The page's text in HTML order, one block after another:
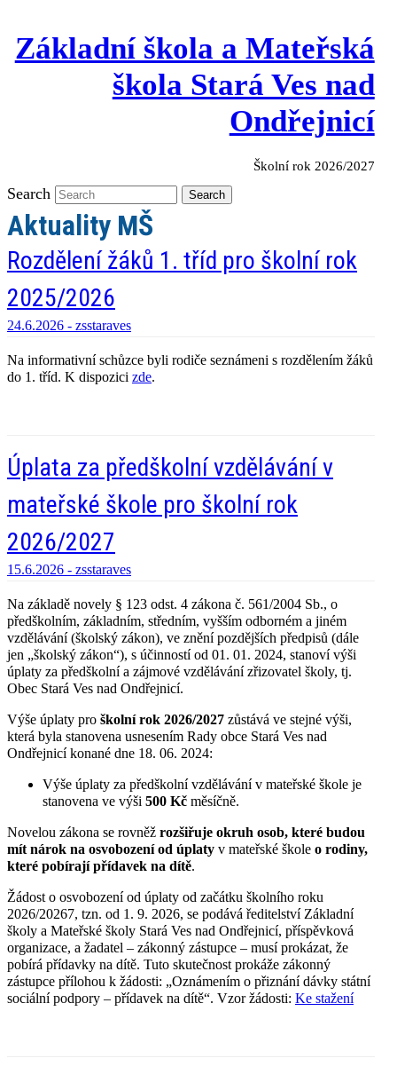
Základní škola a Mateřská
škola Stará Ves nad
Ondřejnicí
Školní rok 2026/2027
Search Search
Aktuality MŠ
Rozdělení žáků 1. tříd pro školní rok
2025/2026
24.6.2026 - zsstaraves
Na informativní schůzce byli rodiče seznámeni s rozdělením žáků
do 1. tříd. K dispozici zde.
Úplata za předškolní vzdělávání v
mateřské škole pro školní rok
2026/2027
15.6.2026 - zsstaraves
Na základě novely § 123 odst. 4 zákona č. 561/2004 Sb., o
předškolním, základním, středním, vyšším odborném a jiném
vzdělávání (školský zákon), ve znění pozdějších předpisů (dále
jen „školský zákon“), s účinností od 01. 01. 2024, stanoví výši
úplaty za předškolní a zájmové vzdělávání zřizovatel školy, tj.
Obec Stará Ves nad Ondřejnicí.
Výše úplaty pro školní rok 2026/2027 zůstává ve stejné výši,
která byla stanovena usnesením Rady obce Stará Ves nad
Ondřejnicí konané dne 18. 06. 2024:
Výše úplaty za předškolní vzdělávání v mateřské škole je
stanovena ve výši 500 Kč měsíčně.
Novelou zákona se rovněž rozšiřuje okruh osob, které budou
mít nárok na osvobození od úplaty v mateřské škole o rodiny,
které pobírají přídavek na dítě.
Žádost o osvobození od úplaty od začátku školního roku
2026/20267, tzn. od 1. 9. 2026, se podává ředitelství Základní
školy a Mateřské školy Stará Ves nad Ondřejnicí, příspěvková
organizace, a žadatel – zákonný zástupce – musí prokázat, že
pobírá přídavky na dítě. Tuto skutečnost prokáže zákonný
zástupce přílohou k žádosti: „Oznámením o přiznání dávky státní
sociální podpory – přídavek na dítě“. Vzor žádosti: Ke stažení